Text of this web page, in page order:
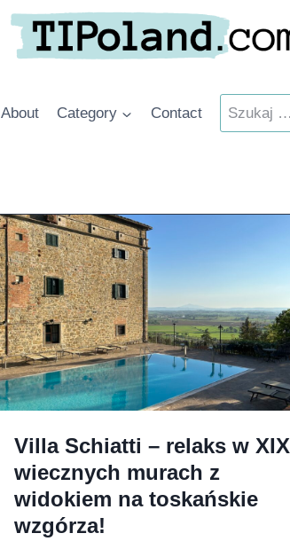
About Category Contact Szukaj:
Villa Schiatti – relaks w XIX
wiecznych murach z
widokiem na toskańskie
wzgórza!